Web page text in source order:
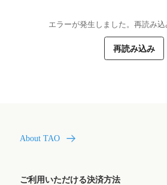
エラーが発生しました。再読み
再読み込み
About TAO
ご利用いただける決済方法